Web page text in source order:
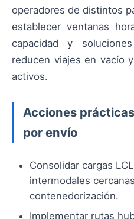
operadores de distintos
establecer ventanas
capacidad y
reducen viajes en vacío
activos.
Acciones
por envío
Consolidar cargas
intermodales
contenedorización.
Implementar rutas